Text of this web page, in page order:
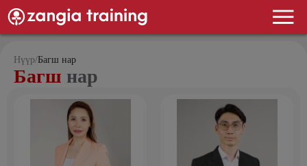
Нүүр/Багш нар
Багш нар